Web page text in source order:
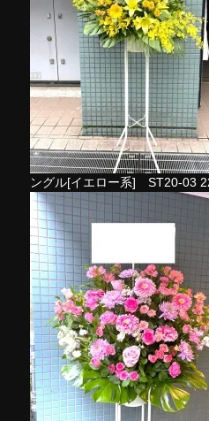
ングル[イエロー系] ST20-03